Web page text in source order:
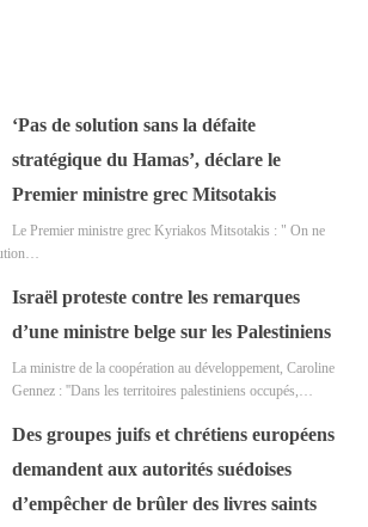
‘Pas de solution sans la défaite
stratégique du Hamas’, déclare le
Premier ministre grec Mitsotakis
Le Premier ministre grec Kyriakos Mitsotakis : " On ne
Israël proteste contre les remarques
d’une ministre belge sur les Palestiniens
La ministre de la coopération au développement, Caroline
Gennez : ''Dans les territoires palestiniens occupés,…
Des groupes juifs et chrétiens européens
demandent aux autorités suédoises
d’empêcher de brûler des livres saints